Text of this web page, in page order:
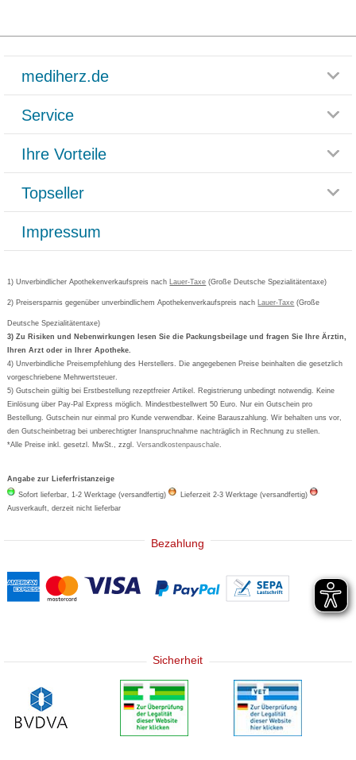
mediherz.de
Glossar
Häufig gestellte Fragen
Datenschutz
AGB
Cookie-Einstellungen
Vertrag widerrufen
Service
Rücksendemöglichkeit
Paketlieferstatus
Versandkosten
Bestellschein ausfüllen
Newsletteranmeldung
Ihre Vorteile
Rezeptlieferung
Bonusprogramm
Gutschein und Rabatte
Kundenbewertung
Topseller
Grippostad
Bepanthen
Formoline
Wick
Eucerin
Basica
Impressum
1) Unverbindlicher Apothekenverkaufspreis nach Lauer-Taxe (Große Deutsche Spezialitätentaxe)
2) Preisersparnis gegenüber unverbindlichem Apothekenverkaufspreis nach Lauer-Taxe (Große
Deutsche Spezialitätentaxe)
3) Zu Risiken und Nebenwirkungen lesen Sie die Packungsbeilage und fragen Sie Ihre Ärztin,
Ihren Arzt oder in Ihrer Apotheke.
4) Unverbindliche Preisempfehlung des Herstellers. Die angegebenen Preise beinhalten die gesetzlich
vorgeschriebene Mehrwertsteuer.
5) Gutschein gültig bei Erstbestellung rezeptfreier Artikel. Registrierung unbedingt notwendig. Keine
Einlösung über Pay-Pal Express möglich. Mindestbestellwert 50 Euro. Nur ein Gutschein pro
Bestellung. Gutschein nur einmal pro Kunde verwendbar. Keine Barauszahlung. Wir behalten uns vor,
den Gutscheinbetrag bei unberechtigter Inanspruchnahme nachträglich in Rechnung zu stellen.
*Alle Preise inkl. gesetzl. MwSt., zzgl.Versandkostenpauschale
Angabe zur Lieferfristanzeige
Sofort lieferbar, 1-2 Werktage (versandfertig)
Lieferzeit 2-3 Werktage (versandfertig)
Ausverkauft, derzeit nicht lieferbar
Bezahlung
Sicherheit